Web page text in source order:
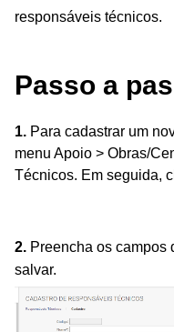
responsáveis técnicos.
Passo a
1. Para cadastrar um
menu Apoio > Obras/
Técnicos. Em seguida,
2. Preencha os campos
salvar.